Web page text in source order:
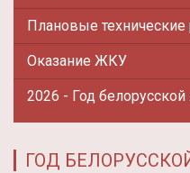
Плановые технические
Оказание ЖКУ
2026 - Год
ГОД